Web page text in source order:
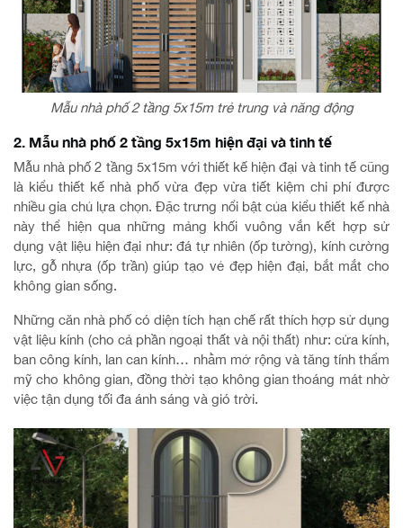
Mẫu nhà phố 2 tầng 5x15m trẻ trung và năng động
2. Mẫu nhà phố 2 tầng 5x15m hiện đại và tinh tế
Mẫu nhà phố 2 tầng 5x15m với thiết kế hiện đại và tinh tế cũng
là kiểu thiết kế nhà phố vừa đẹp vừa tiết kiệm chi phí được
nhiều gia chủ lựa chọn. Đặc trưng nổi bật của kiểu thiết kế nhà
này thể hiện qua những mảng khối vuông vắn kết hợp sử
dụng vật liệu hiện đại như: đá tự nhiên (ốp tường), kính cường
lực, gỗ nhựa (ốp trần) giúp tạo vẻ đẹp hiện đại, bắt mắt cho
không gian sống.
Những căn nhà phố có diện tích hạn chế rất thích hợp sử dụng
vật liệu kính (cho cả phần ngoại thất và nội thất) như: cửa kính,
ban công kính, lan can kính… nhằm mở rộng và tăng tính thẩm
mỹ cho không gian, đồng thời tạo không gian thoáng mát nhờ
việc tận dụng tối đa ánh sáng và gió trời.